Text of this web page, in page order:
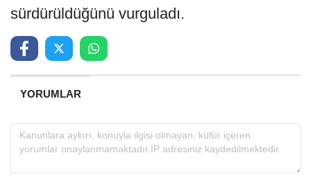
sürdürüldüğünü vurguladı.
YORUMLAR